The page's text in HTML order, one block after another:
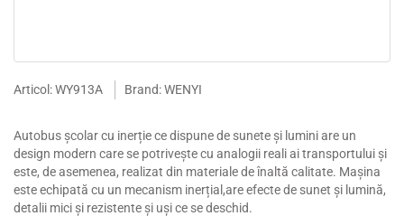
Articol: WY913A Brand: WENYI
Autobus școlar cu inerție ce dispune de sunete și lumini are un
design modern care se potrivește cu analogii reali ai transportului și
este, de asemenea, realizat din materiale de înaltă calitate. Mașina
este echipată cu un mecanism inerțial,are efecte de sunet și lumină,
detalii mici și rezistente și uși ce se deschid.